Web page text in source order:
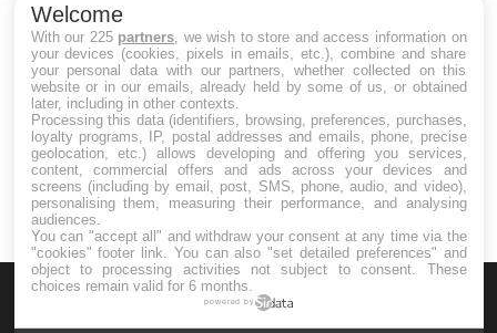
Maladie de Charcot (Sclérose latérale
amyotrophique)
Welcome
With our 225 partners , we wish to store and access information on
your devices (cookies, pixels in emails, etc.), combine and share
your personal data with our partners, whether collected on this
website or in our emails, already held by some of us, or obtained
later, including in other contexts.
Processing this data (identifiers, browsing, preferences, purchases,
loyalty programs, IP, postal addresses and emails, phone, precise
geolocation, etc.) allows developing and offering you services,
content, commercial offers and ads across your devices and
screens (including by email, post, SMS, phone, audio, and video),
personalising them, measuring their performance, and analysing
audiences.
You can "accept all" and withdraw your consent at any time via the
"cookies" footer link . You can also "set detailed preferences" and
object to processing activities not subject to consent. These
choices remain valid for 6 months.
powered by